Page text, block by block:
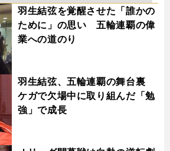
羽生結弦を覚醒させた「誰かの
ために」の思い 五輪連覇の偉
業への道のり
羽生結弦、五輪連覇の舞台裏
ケガで欠場中に取り組んだ「勉
強」で成長